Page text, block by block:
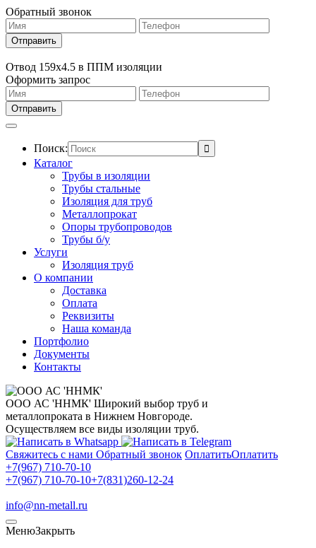
Обратный звонок
Отвод 159х4.5 в ППМ изоляции
Оформить запрос
Поиск:
Каталог
Трубы в изоляции
Трубы стальные
Изоляция для труб
Металлопрокат
Опоры трубопроводов
Трубы б/у
Услуги
Изоляция труб
О компании
Доставка
Оплата
Реквизиты
Наша команда
Портфолио
Документы
Контакты
ООО АС 'ННМК' Широкий выбор труб и
металлопроката в Нижнем Новгороде.
Осуществляем все виды изоляции труб.
Свяжитесь с нами Обратный звонок ОплатитьОплатить
+7(967) 710-70-10
+7(967) 710-70-10+7(831)260-12-24
info@nn-metall.ru
МенюЗакрыть